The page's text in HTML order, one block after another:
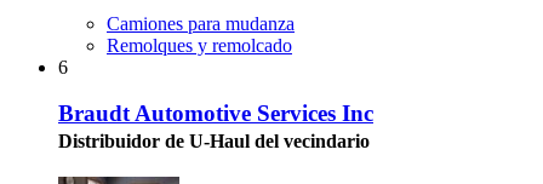
Camiones para mudanza
Remolques y remolcado
6
Braudt Automotive Services Inc
Distribuidor de U-Haul del vecindario